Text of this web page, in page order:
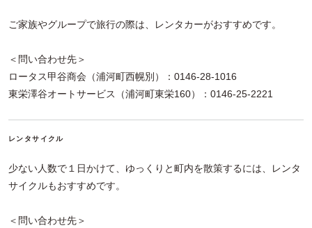
ご家族やグループで旅行の際は、レンタカーがおすすめです。
＜問い合わせ先＞
ロータス甲谷商会（浦河町西幌別）：0146-28-1016
東栄澤谷オートサービス（浦河町東栄160）：0146-25-2221
レンタサイクル
少ない人数で１日かけて、ゆっくりと町内を散策するには、レンタ
サイクルもおすすめです。
＜問い合わせ先＞